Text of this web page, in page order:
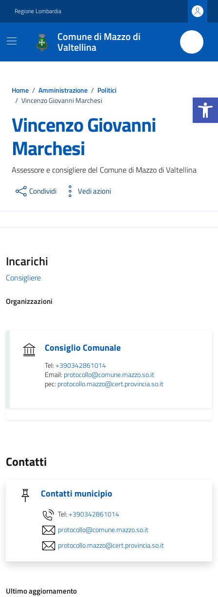
Apri la
Regione Lombardia
Comune di Mazzo di
Valtellina
Home / Amministrazione / Politici
/ Vincenzo Giovanni Marchesi
Vincenzo Giovanni
Marchesi
Assessore e consigliere del Comune di Mazzo di Valtellina
Condividi Vedi azioni
Incarichi
Consigliere
Organizzazioni
Consiglio Comunale
Tel:+390342861014
Email: protocollo@comune.mazzo.so.it
pec: protocollo.mazzo@cert.provincia.so.it
Contatti
Contatti municipio
Tel:+390342861014
protocollo@comune.mazzo.so.it
protocollo.mazzo@cert.provincia.so.it
Ultimo aggiornamento